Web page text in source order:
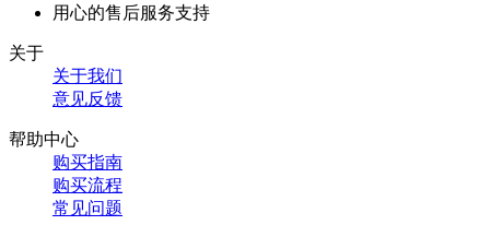
用心的售后服务支持
关于
关于我们
意见反馈
帮助中心
购买指南
购买流程
常见问题